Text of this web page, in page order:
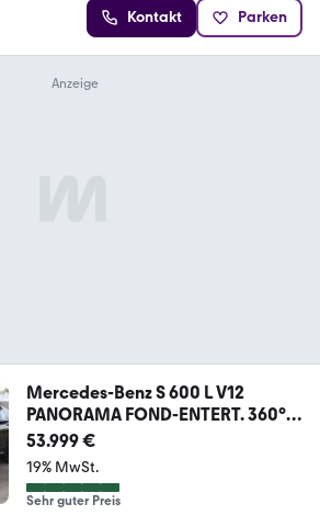
Kontakt Parken
Mercedes-Benz S 600 L V12
PANORAMA FOND-ENTERT. 360°
HEAD-UP
53.999 €
19% MwSt.
Sehr guter Preis